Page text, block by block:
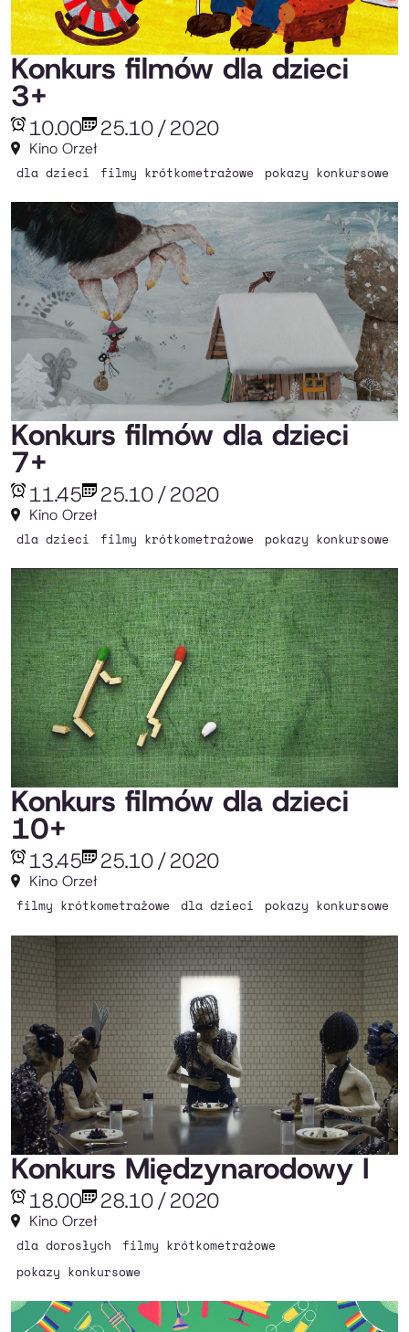
Konkurs filmów dla dzieci
3+
25.10/2020
10.00
Kino Orzeł
dla dzieci filmy krótkometrażowe pokazy konkursowe
Konkurs filmów dla dzieci
7+
25.10/2020
11.45
Kino Orzeł
dla dzieci filmy krótkometrażowe pokazy konkursowe
Konkurs filmów dla dzieci
10+
25.10/2020
13.45
Kino Orzeł
filmy krótkometrażowe dla dzieci pokazy konkursowe
Konkurs Międzynarodowy I
28.10/2020
18.00
Kino Orzeł
dla dorosłych
filmy krótkometrażowe
pokazy konkursowe